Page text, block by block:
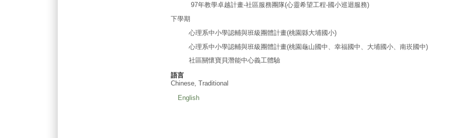
97年教學卓越計畫-社區服務團隊(心靈希望工程-國小巡迴服務)
下學期
心理系中小學認輔與班級團體計畫(桃園縣大埔國小)
心理系中小學認輔與班級團體計畫(桃園龜山國中、幸福國中、大埔國小、南崁國中)
社區關懷寶貝潛能中心義工體驗
語言
Chinese, Traditional
English